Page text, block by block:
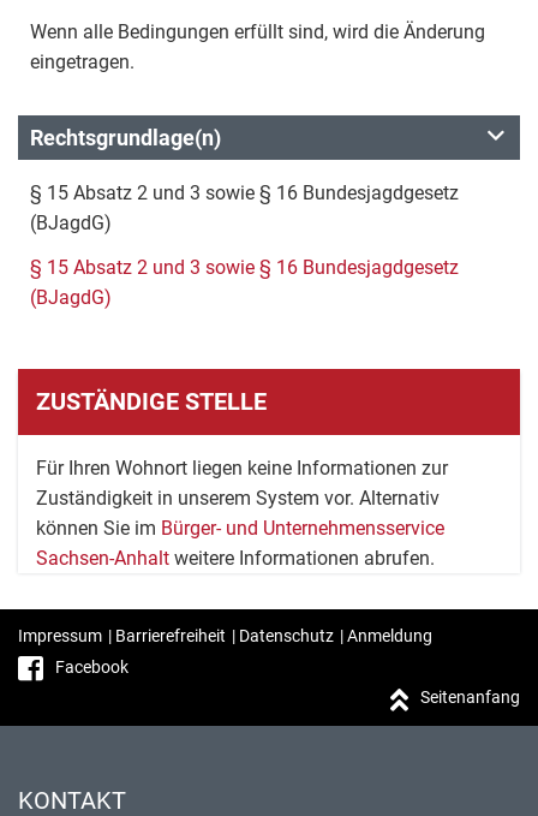
Wenn alle Bedingungen erfüllt sind, wird die Änderung
eingetragen.
Rechtsgrundlage(n)
§ 15 Absatz 2 und 3 sowie § 16 Bundesjagdgesetz
(BJagdG)
§ 15 Absatz 2 und 3 sowie § 16 Bundesjagdgesetz
(BJagdG)
ZUSTÄNDIGE STELLE
Für Ihren Wohnort liegen keine Informationen zur
Zuständigkeit in unserem System vor. Alternativ
können Sie im Bürger- und Unternehmensservice
Sachsen-Anhalt weitere Informationen abrufen.
Impressum | Barrierefreiheit | Datenschutz |Anmeldung
Facebook
Seitenanfang
KONTAKT